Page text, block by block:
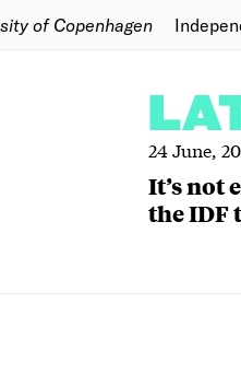
of Copenhagen
24 June,
It’s not
the IDF